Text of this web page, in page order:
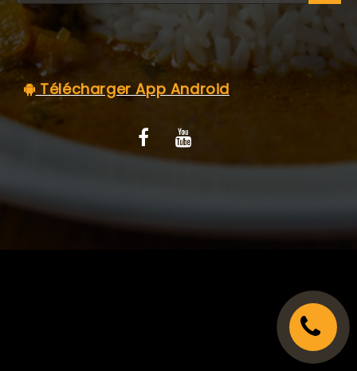
MENTIONS LÉGALES
C.G.V
Télécharger App Android